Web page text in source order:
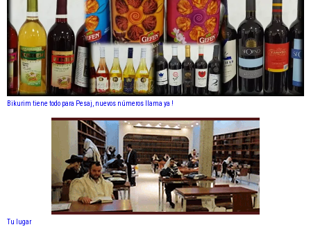
Bikurim tiene todo para Pesaj, nuevos números llama ya !
Tu lugar